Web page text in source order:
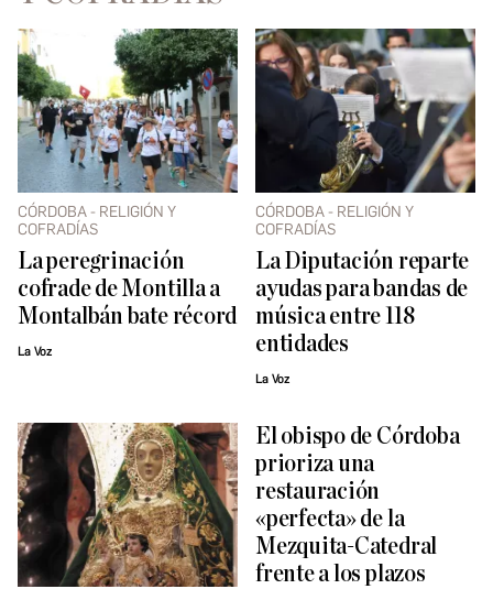
CÓRDOBA - RELIGIÓN Y
COFRADÍAS
La peregrinación
cofrade de Montilla a
Montalbán bate récord
La Voz
CÓRDOBA - RELIGIÓN Y
COFRADÍAS
La Diputación reparte
ayudas para bandas de
música entre 118
entidades
La Voz
El obispo de Córdoba
prioriza una
restauración
«perfecta» de la
Mezquita-Catedral
frente a los plazos